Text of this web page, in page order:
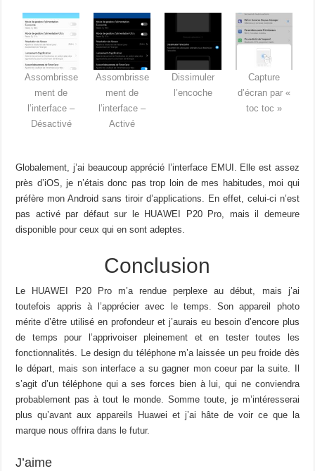
Assombrisse
ment de
l’interface –
Désactivé
Assombrisse
ment de
l’interface –
Activé
Dissimuler
l’encoche
Capture
d’écran par «
toc toc »
Globalement, j’ai beaucoup apprécié l’interface EMUI. Elle est assez
près d’iOS, je n’étais donc pas trop loin de mes habitudes, moi qui
préfère mon Android sans tiroir d’applications. En effet, celui-ci n’est
pas activé par défaut sur le HUAWEI P20 Pro, mais il demeure
disponible pour ceux qui en sont adeptes.
Conclusion
Le HUAWEI P20 Pro m’a rendue perplexe au début, mais j’ai
toutefois appris à l’apprécier avec le temps. Son appareil photo
mérite d’être utilisé en profondeur et j’aurais eu besoin d’encore plus
de temps pour l’apprivoiser pleinement et en tester toutes les
fonctionnalités. Le design du téléphone m’a laissée un peu froide dès
le départ, mais son interface a su gagner mon coeur par la suite. Il
s’agit d’un téléphone qui a ses forces bien à lui, qui ne conviendra
probablement pas à tout le monde. Somme toute, je m’intéresserai
plus qu’avant aux appareils Huawei et j’ai hâte de voir ce que la
marque nous offrira dans le futur.
J’aime